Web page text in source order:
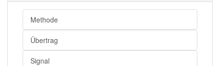
Methode
Übertrag
Signal